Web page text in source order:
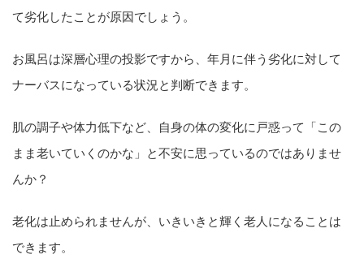
て劣化したことが原因でしょう。
お風呂は深層心理の投影ですから、年月に伴う劣化に対して
ナーバスになっている状況と判断できます。
肌の調子や体力低下など、自身の体の変化に戸惑って「この
まま老いていくのかな」と不安に思っているのではありませ
んか？
老化は止められませんが、いきいきと輝く老人になることは
できます。